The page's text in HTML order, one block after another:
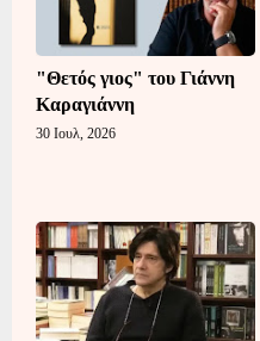
"Θετός γιος" του Γιάννη
Καραγιάννη
30 Ιουλ, 2026